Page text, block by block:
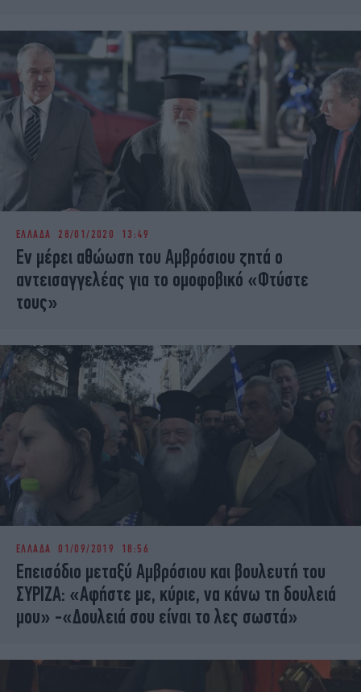
ΕΛΛΑΔΑ 28/01/2020 13:49
Εν μέρει αθώωση του Αμβρόσιου ζητά ο
αντεισαγγελέας για το ομοφοβικό «Φτύστε
τους»
ΕΛΛΑΔΑ 01/09/2019 18:56
Επεισόδιο μεταξύ Αμβρόσιου και βουλευτή του
ΣΥΡΙΖΑ: «Αφήστε με, κύριε, να κάνω τη δουλειά
μου» -«Δουλειά σου είναι το λες σωστά»